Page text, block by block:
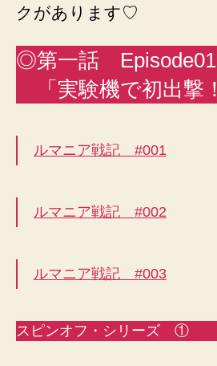
クがあります♡
◎第一話 Episode01
「実験機で初出撃
ルマニア戦記 #001
ルマニア戦記 #002
ルマニア戦記 #003
スピンオフ・シリーズ ①